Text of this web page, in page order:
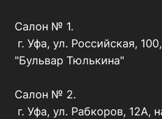
Салон № 1.
г. Уфа, ул. Российская,
"Бульвар Тюлькина"
Салон № 2.
г. Уфа, ул. Рабкоров, 12А,